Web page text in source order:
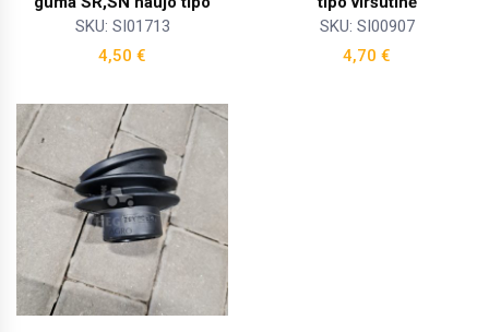
SKU: SI01713
4,50 €
SKU: SI00907
4,70 €